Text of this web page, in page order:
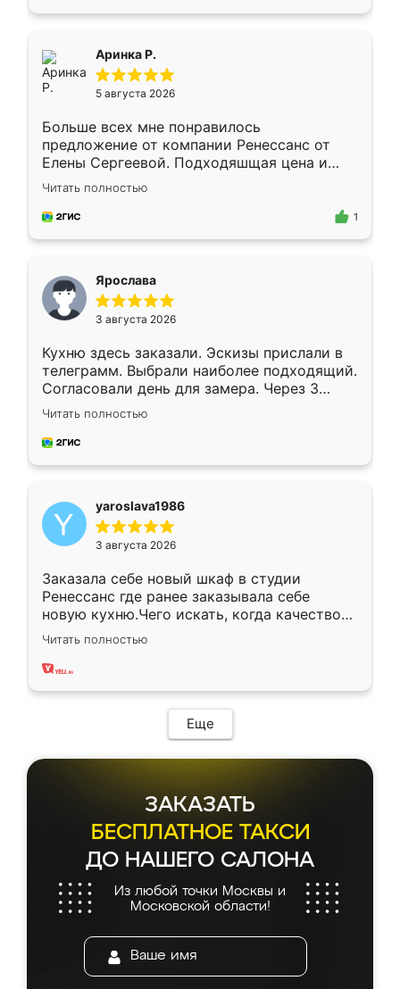
Аринка Р.
5 августа 2026
Больше всех мне понравилось
предложение от компании Ренессанс от
Елены Сергеевой. Подходяшщая цена и
короткие сроки изготовления. Приехавший
для замера сотрудник Владислав
предложил по моему эскизу самый
Читать полностью
1
Ярослава
3 августа 2026
Кухню здесь заказали. Эскизы прислали в
телеграмм. Выбрали наиболее подходящий.
Согласовали день для замера. Через 3
недели кухня была уже готова. Остались
довольны работой. Спасибо Ренессанс
мебель за качественную работу!
Читать полностью
yaroslava1986
3 августа 2026
Заказала себе новый шкаф в студии
Ренессанс где ранее заказывала себе
новую кухню.Чего искать, когда качеством
вполне довольна. Служит кухня уже почти
два года, нареканий нет.
Читать полностью
Еще
ЗАКАЗАТЬ
БЕСПЛАТНОЕ ТАКСИ
ДО НАШЕГО САЛОНА
Из любой точки Москвы и
Московской области!